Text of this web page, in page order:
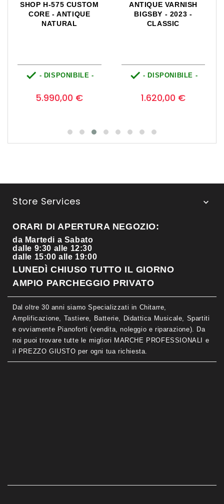
SHOP H-575 CUSTOM
CORE - ANTIQUE
NATURAL
 - DISPONIBILE -
5.990,00 €
ANTIQUE VARNISH
BIGSBY - 2023 -
CLASSIC
 - DISPONIBILE -
1.620,00 €
Store Services 
ORARI DI APERTURA NEGOZIO:
da Martedi a Sabato
dalle 9:30 alle 12:30
dalle 15:00 alle 19:00
LUNEDÌ CHIUSO TUTTO IL GIORNO
AMPIO PARCHEGGIO PRIVATO
Dal oltre 30 anni siamo Specializzati in Chitarre,
Amplificazione, Tastiere, Batterie, Didattica Musicale, Spartiti
e ovviamente Pianoforti (vendita, noleggio e riparazione). Da
noi puoi trovare tutte le migliori MARCHE PROFESSIONALI e
il PREZZO GIUSTO per ogni tua richiesta.